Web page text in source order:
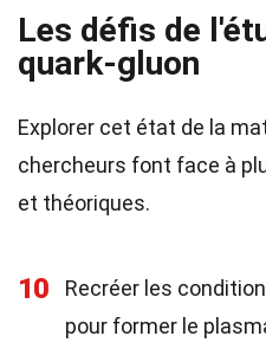
Les défis de
quark-gluon
Explorer cet état de la
chercheurs font face à
et théoriques.
10
Recréer les
pour former le